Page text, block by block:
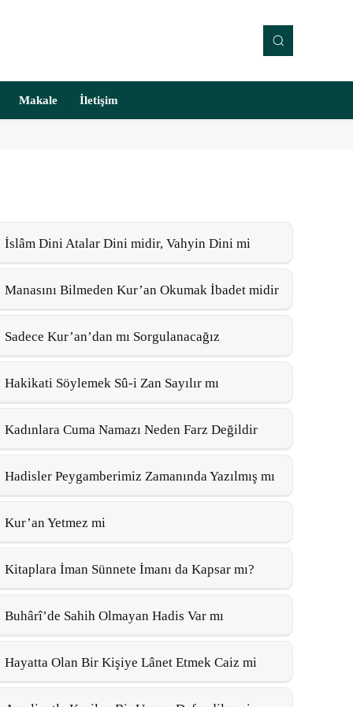
Makale İletişim
İslâm Dini Atalar Dini midir, Vahyin Dini mi
Manasını Bilmeden Kur’an Okumak İbadet midir
Sadece Kur’an’dan mı Sorgulanacağız
Hakikati Söylemek Sû-i Zan Sayılır mı
Kadınlara Cuma Namazı Neden Farz Değildir
Hadisler Peygamberimiz Zamanında Yazılmış mı
Kur’an Yetmez mi
Kitaplara İman Sünnete İmanı da Kapsar mı?
Buhârî’de Sahih Olmayan Hadis Var mı
Hayatta Olan Bir Kişiye Lânet Etmek Caiz mi